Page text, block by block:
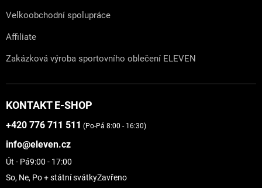
Velkoobchodní spolupráce
Affiliate
Zakázková výroba sportovního oblečení ELEVEN
KONTAKT E-SHOP
+420 776 711 511 (Po-Pá 8:00 - 16:30)
info@eleven.cz
Út - Pá9:00 - 17:00
So, Ne, Po + státní svátkyZavřeno